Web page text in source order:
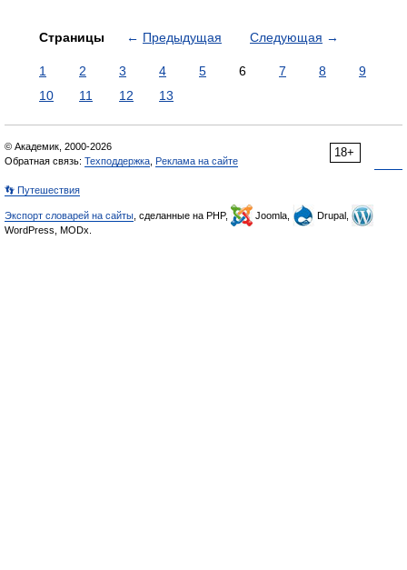
Страницы ← Предыдущая Следующая →
1 2 3 4 5 6 7 8
9
10
11 12 13
18+
© Академик, 2000-2026
Обратная связь: Техподдержка Реклама на сайте
👣 Путешествия
Экспорт словарей на сайты , сделанные на PHP, Joomla,
Drupal,
WordPress, MODx.